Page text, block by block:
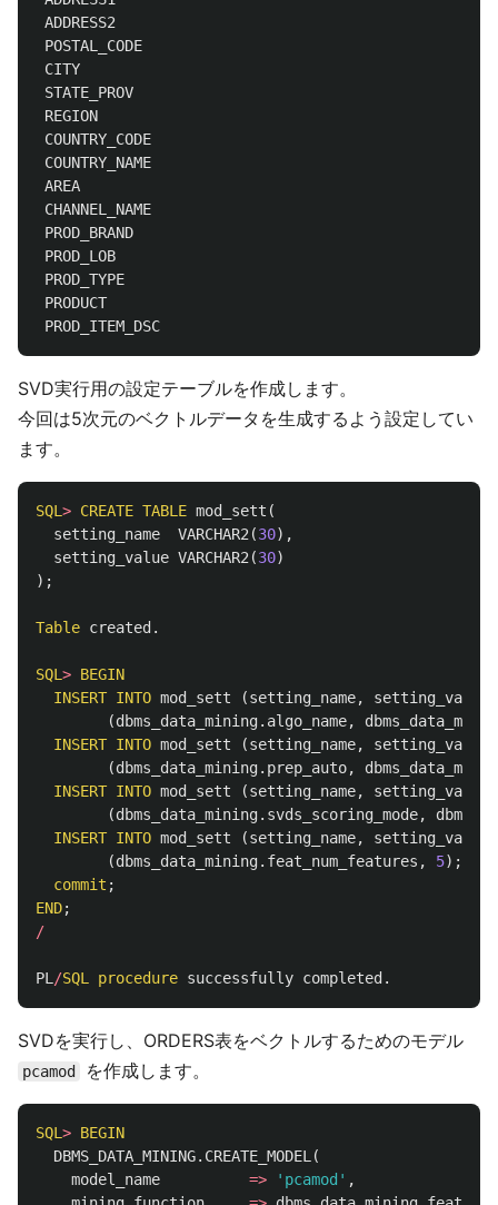
ADDRESS2
POSTAL_CODE
CITY
STATE_PROV
REGION
COUNTRY_CODE
COUNTRY_NAME
AREA
CHANNEL_NAME
PROD_BRAND
PROD_LOB
PROD_TYPE
PRODUCT
PROD_ITEM_DSC
SVD実行用の設定テーブルを作成します。
今回は5次元のベクトルデータを生成するよう設定してい
ます。
SQL > CREATE TABLE mod_sett (
setting_name
VARCHAR2 (30),
setting_value VARCHAR2 (30)
);
Table created .
SQL > BEGIN
INSERT INTO mod_sett (setting_name, setting_value
(dbms_data_mining. algo_name,
INSERT INTO mod_sett (setting_name, setting_value
(dbms_data_mining. prep_auto,
INSERT INTO mod_sett (setting_name, setting_value
(dbms_data_mining. svds_scoring_mode,
INSERT INTO mod_sett (setting_name, setting_value
(dbms_data_mining. feat_num_features , 5);
commit ;
END;
/
PL /SQL procedure successfully completed .
SVDを実行し、ORDERS表をベクトルするためのモデル
pcamod を作成します。
SQL > BEGIN
DBMS_DATA_MINING. CREATE_MODEL (
model_name
=> 'pcamod' ,